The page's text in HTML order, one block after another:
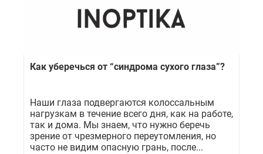
Как уберечься от “синдрома сухого глаза”?
Наши глаза подвергаются колоссальным
нагрузкам в течение всего дня, как на работе,
так и дома. Мы знаем, что нужно беречь
зрение от чрезмерного переутомления, но
часто не видим опасную грань, после...